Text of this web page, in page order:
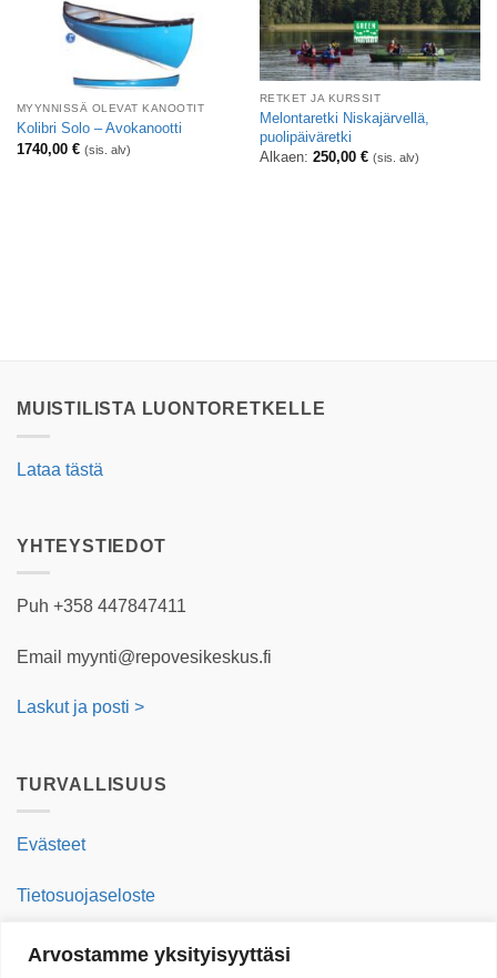
Arvostamme yksityisyyttäsi
MYYNNISSÄ OLEVAT KANOOTIT
Kolibri Solo – Avokanootti
1740,00 € (sis. alv)
RETKET JA KURSSIT
Melontaretki Niskajärvellä,
puolipäiväretki
Alkaen: 250,00 € (sis. alv)
MUISTILISTA LUONTORETKELLE
Lataa tästä
YHTEYSTIEDOT
Puh +358 447847411
Email myynti@repovesikeskus.fi
Laskut ja posti >
TURVALLISUUS
Evästeet
Tietosuojaseloste
VASTUULLISUUS